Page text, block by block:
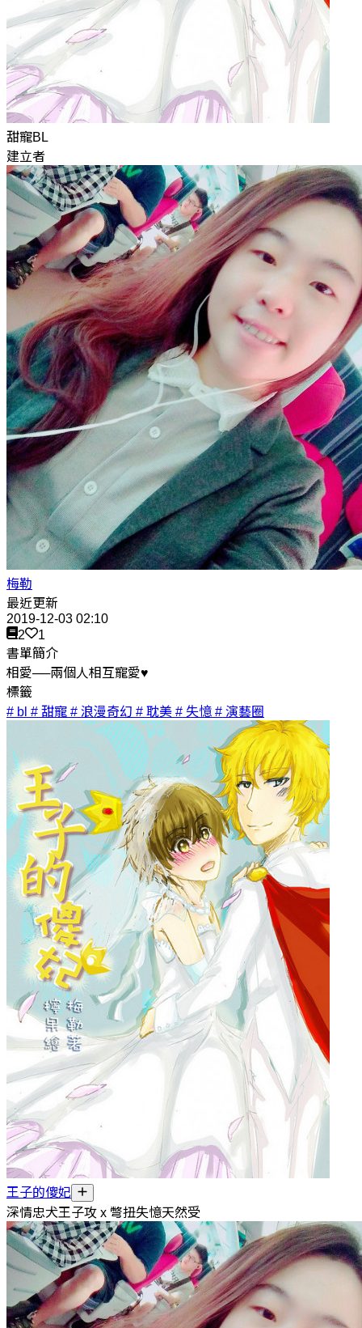
甜寵BL
建立者
梅勒
最近更新
2019-12-03 02:10
2
1
書單簡介
相愛──兩個人相互寵愛♥
標籤
# bl # 甜寵 # 浪漫奇幻 # 耽美 # 失憶 # 演藝圈
王子的傻妃
深情忠犬王子攻 x 彆扭失憶天然受